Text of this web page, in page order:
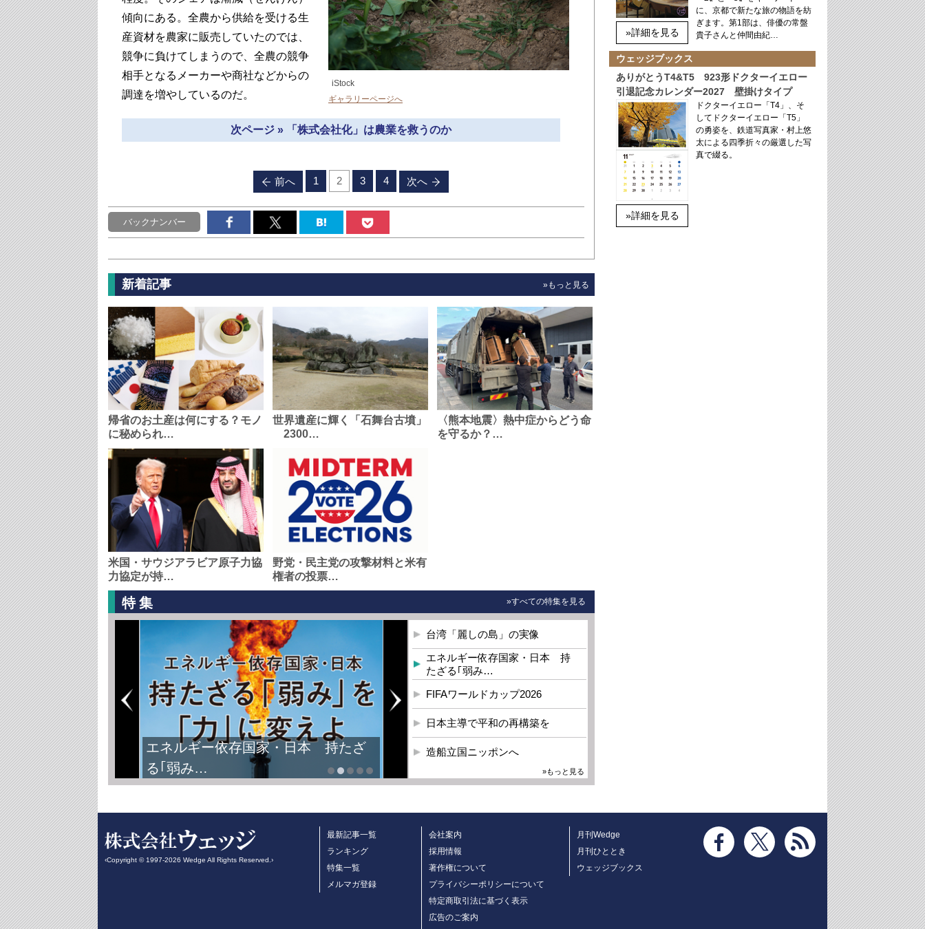
iStock
ギャラリーページへ
傾向にある。全農から供給を受ける生
産資材を農家に販売していたのでは、
競争に負けてしまうので、全農の競争
相手となるメーカーや商社などからの
調達を増やしているのだ。
次ページ » 「株式会社化」は農業を救うのか
前へ 1 2 3 4 次へ
バックナンバー
新着記事 »もっと見る
帰省のお土産は何にする？モノ
に秘められ…
世界遺産に輝く「石舞台古墳」
2300…
〈熊本地震〉熱中症からどう命
を守るか？…
米国・サウジアラビア原子力協
力協定が持…
野党・民主党の攻撃材料と米有
権者の投票…
特集 »すべての特集を見る
エネルギー依存国家・日本 持たざ
る｢弱み…
台湾「麗しの島」の実像
エネルギー依存国家・日本 持
たざる｢弱み…
FIFAワールドカップ2026
日本主導で平和の再構築を
造船立国ニッポンへ
»もっと見る
»詳細を見る
に、京都で新たな旅の物語を紡
ぎます。第1部は、俳優の常盤
貴子さんと仲間由紀…
ウェッジブックス
ありがとうT4&T5 923形ドクターイエロー
引退記念カレンダー2027 壁掛けタイプ
»詳細を見る
ドクターイエロー「T4」、そ
してドクターイエロー「T5」
の勇姿を、鉄道写真家・村上悠
太による四季折々の厳選した写
真で綴る。
‹Copyright © 1997-2026 Wedge All Rights Reserved.›
最新記事一覧
ランキング
特集一覧
メルマガ登録
会社案内
採用情報
著作権について
プライバシーポリシーについて
特定商取引法に基づく表示
広告のご案内
月刊Wedge
月刊ひととき
ウェッジブックス